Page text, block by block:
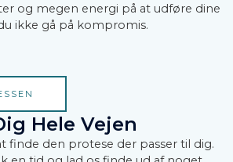
og megen energi på at udføre dine
ikke gå på kompromis.
Hele Vejen
finde den protese der passer til dig.